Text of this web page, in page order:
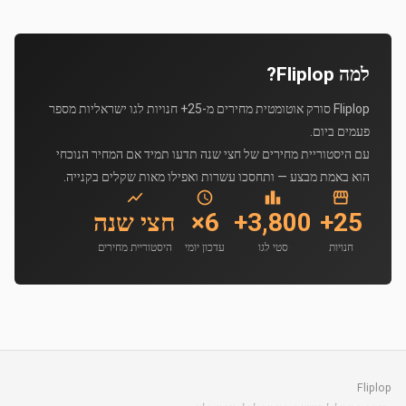
למה Fliplop?
Fliplop סורק אוטומטית מחירים מ-25+ חנויות לגו ישראליות מספר
פעמים ביום.
עם היסטוריית מחירים של חצי שנה תדעו תמיד אם המחיר הנוכחי
הוא באמת מבצע — ותחסכו עשרות ואפילו מאות שקלים בקנייה.
25+
חנויות
3,800+
סטי לגו
6×
עדכון יומי
חצי שנה
היסטוריית מחירים
Fliplop